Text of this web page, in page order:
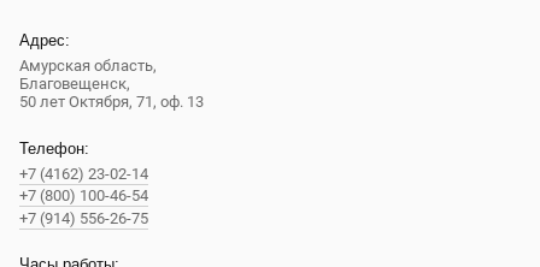
Адрес:
Амурская область,
Благовещенск,
50 лет Октября, 71, оф. 13
Телефон:
+7 (4162) 23-02-14
+7 (800) 100-46-54
+7 (914) 556-26-75